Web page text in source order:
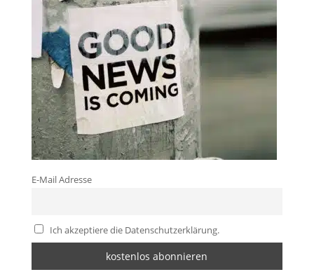
E-Mail Adresse
Ich akzeptiere die Datenschutzerklärung.